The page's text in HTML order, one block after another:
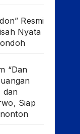
Resmi
Nyata
“Dan
dan
Siap